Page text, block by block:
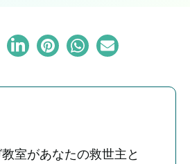
室があなたの救世主と